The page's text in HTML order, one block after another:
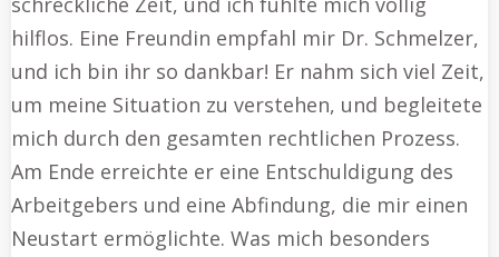
hilflos. Eine Freundin empfahl mir Dr. Schmelzer,
und ich bin ihr so dankbar! Er nahm sich viel Zeit,
um meine Situation zu verstehen, und begleitete
mich durch den gesamten rechtlichen Prozess.
Am Ende erreichte er eine Entschuldigung des
Arbeitgebers und eine Abfindung, die mir einen
Neustart ermöglichte. Was mich besonders